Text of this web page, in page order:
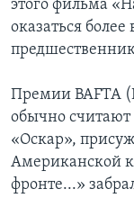
этого фильма
оказаться
Премии BAFTA
обычно
«Оскар»,
Американской
фронте...»